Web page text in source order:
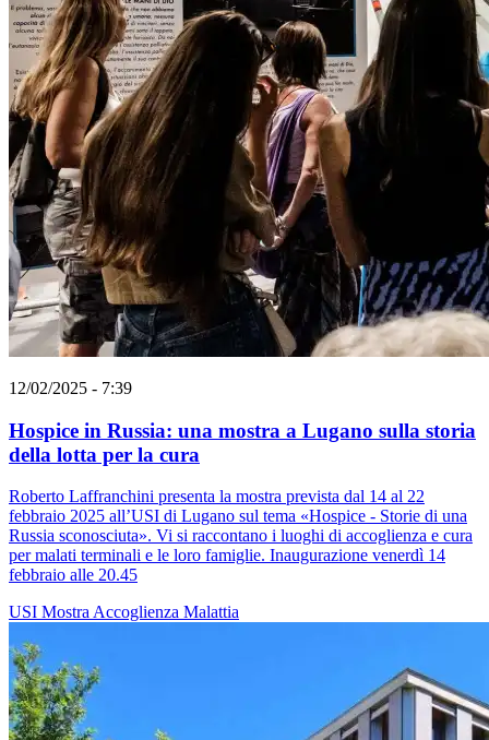
12/02/2025 - 7:39
Hospice in Russia: una mostra a Lugano sulla storia
della lotta per la cura
Roberto Laffranchini presenta la mostra prevista dal 14 al 22
febbraio 2025 all’USI di Lugano sul tema «Hospice - Storie di una
Russia sconosciuta». Vi si raccontano i luoghi di accoglienza e cura
per malati terminali e le loro famiglie. Inaugurazione venerdì 14
febbraio alle 20.45
USI MostraAccoglienza Malattia